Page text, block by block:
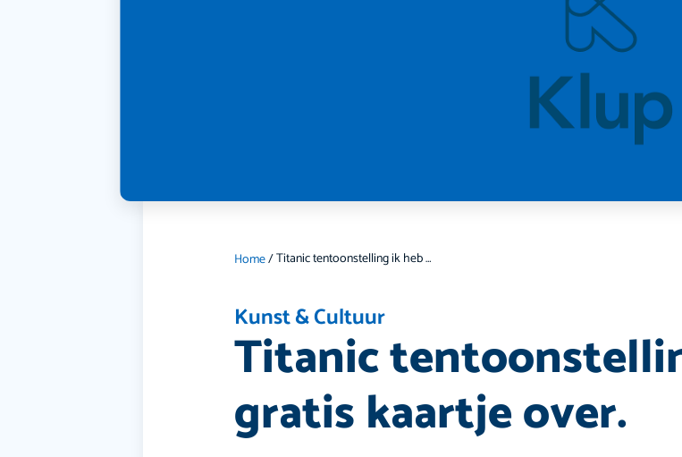
Home/ Titanic tentoonstelling ik heb een gratis kaartje over.
Kunst & Cultuur
Titanic
gratis kaartje over.